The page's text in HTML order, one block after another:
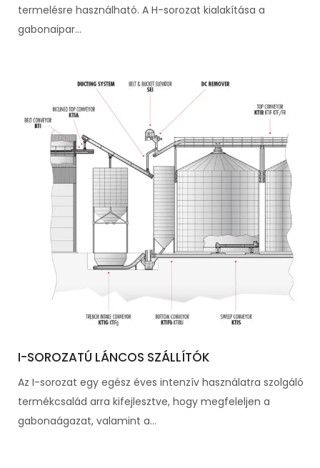
termelésre használható. A H-sorozat kialakítása a
gabonaipar...
I-SOROZATÚ LÁNCOS SZÁLLÍTÓK
Az I-sorozat egy egész éves intenzív használatra szolgáló
termékcsalád arra kifejlesztve, hogy megfeleljen a
gabonaágazat, valamint a...